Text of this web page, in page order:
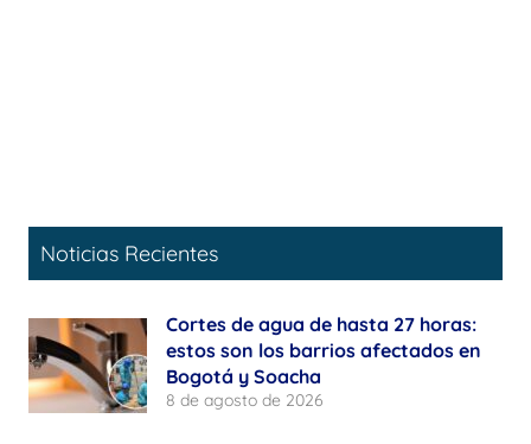
Noticias Recientes
Cortes de agua de hasta 27 horas:
estos son los barrios afectados en
Bogotá y Soacha
8 de agosto de 2026